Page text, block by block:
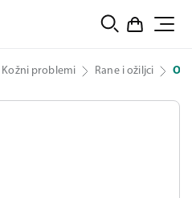
Kožni problemi Rane i ožiljci